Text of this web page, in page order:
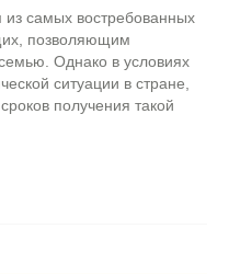
из самых востребованных
позволяющим
Однако в условиях
ситуации в стране,
получения такой